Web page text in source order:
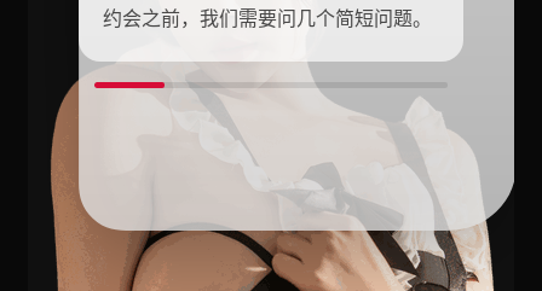
约会之前，我们需要问几个简短问题。